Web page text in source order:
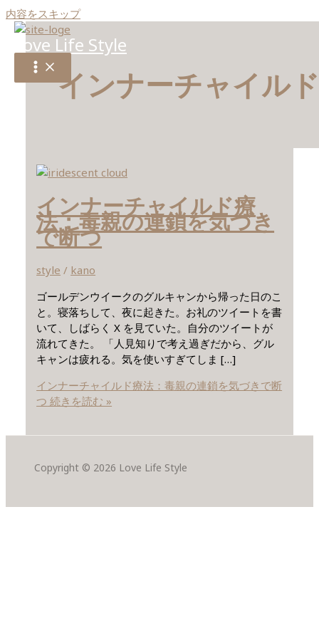
内容をスキップ
Love Life Style
インナーチャイル
インナーチャイルド療
法：毒親の連鎖を気づき
で断つ
style / kano
ゴールデンウイークのグルキャンから帰った日のこ
と。寝落ちして、夜に起きた。お礼のツイートを書
いて、しばらく X を見ていた。自分のツイートが
流れてきた。 「人見知りで考え過ぎだから、グル
キャンは疲れる。気を使いすぎてしま […]
インナーチャイルド療法：毒親の連鎖を気づきで断
つ 続きを読む »
Copyright © 2026 Love Life Style